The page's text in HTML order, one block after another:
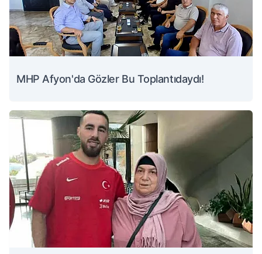
MHP Afyon'da Gözler Bu Toplantıdaydı!